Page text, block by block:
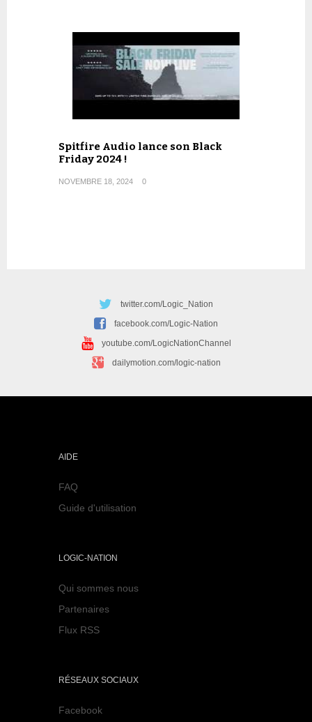
Spitfire Audio lance son Black
Friday 2024 !
NOVEMBRE 18, 2024 0
twitter.com/Logic_Nation
facebook.com/Logic-Nation
youtube.com/LogicNationChannel
dailymotion.com/logic-nation
AIDE
FAQ
Guide d'utilisation
LOGIC-NATION
Qui sommes nous
Partenaires
Flux RSS
RÉSEAUX SOCIAUX
Facebook